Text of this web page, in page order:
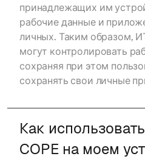
принадлежащих им
рабочие данные и
личных. Таким образом,
могут контролировать
сохраняя при этом
сохранять свои личные
Как
COPE на моем